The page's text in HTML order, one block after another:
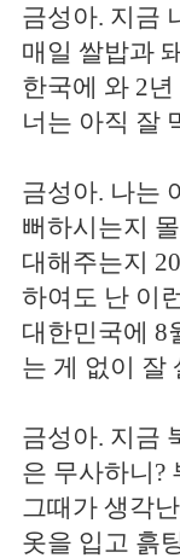
금성아. 지금
매일 쌀밥과
한국에 와 2
너는 아직 잘
금성아. 나는
뻐하시는지
대해주는지
하여도 난 이
대한민국에 8
는 게 없이 잘
금성아. 지금
은 무사하니?
그때가 생각
옷을 입고 흙